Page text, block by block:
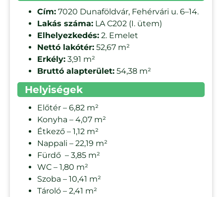
Cím: 7020 Dunaföldvár, Fehérvári u. 6–14.
Lakás száma: LA C202 (I. ütem)
Elhelyezkedés: 2. Emelet
Nettó lakótér: 52,67 m²
Erkély: 3,91 m²
Bruttó alapterület: 54,38 m²
Helyiségek
Előtér – 6,82 m²
Konyha – 4,07 m²
Étkező – 1,12 m²
Nappali – 22,19 m²
Fürdő – 3,85 m²
WC – 1,80 m²
Szoba – 10,41 m²
Tároló – 2,41 m²